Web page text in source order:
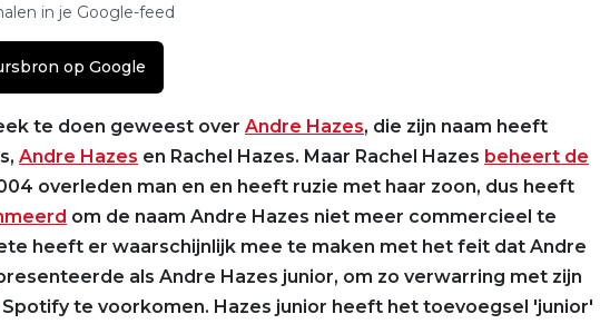
in je Google-feed
op Google
te doen geweest over Andre Hazes, die zijn naam heeft
Andre Hazes en Rachel Hazes. Maar Rachel Hazes beheert de
overleden man en en heeft ruzie met haar zoon, dus heeft
om de naam Andre Hazes niet meer commercieel te
heeft er waarschijnlijk mee te maken met het feit dat Andre
als Andre Hazes junior, om zo verwarring met zijn
te voorkomen. Hazes junior heeft het toevoegsel 'junior'